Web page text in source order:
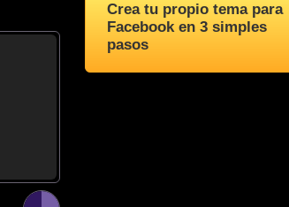
Crea tu propio tema para
Facebook en 3 simples
pasos